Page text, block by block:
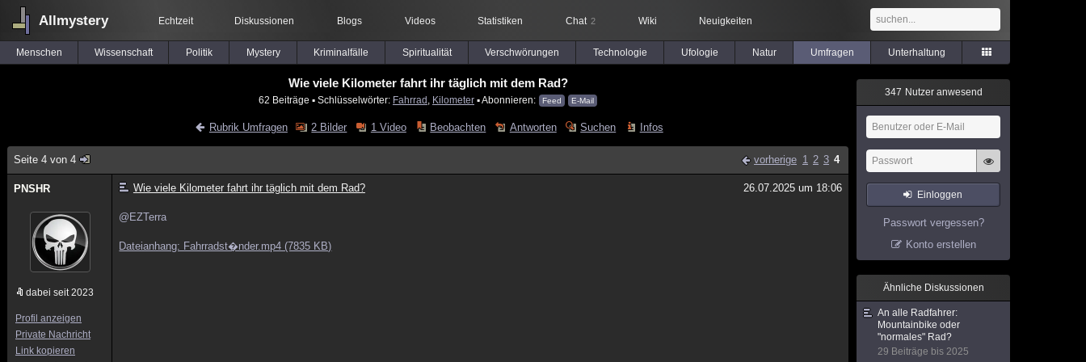
Allmystery Echtzeit Diskussionen Blogs Videos Statistiken Chat 2 Wiki Neuigkeiten
Menschen Wissenschaft Politik Mystery Kriminalfälle Spiritualität Verschwörungen Technologie Ufologie Natur Umfragen Unterhaltung
Wie viele Kilometer fahrt ihr täglich mit dem Rad?
62 Beiträge ▪ Schlüsselwörter: Fahrrad Kilometer ▪ Abonnieren: Feed E-Mail
Rubrik Umfragen 2 Bilder 1 Video Beobachten Antworten Suchen Infos
Seite 4 von 4 vorherige 1 2 3 4
PNSHR
dabei seit 2023
Profil anzeigen
Private Nachricht
Link kopieren
Wie viele Kilometer fahrt ihr täglich mit dem Rad? 26.07.2025 um 18:06
@EZTerra
Dateianhang: Fahrradst�nder.mp4 (7835 KB)
347 Nutzer anwesend
Einloggen
Passwort vergessen?
Konto erstellen
Ähnliche Diskussionen
An alle Radfahrer:
Mountainbike oder
"normales" Rad?
29 Beiträge bis 2025